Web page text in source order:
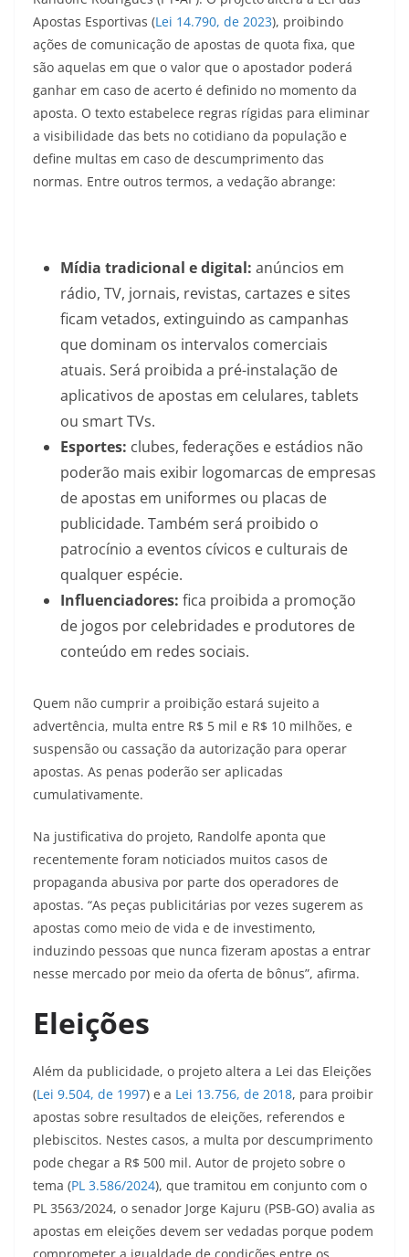
Apostas Esportivas (Lei 14.790, de 2023), proibindo
ações de comunicação de apostas de quota fixa, que
são aquelas em que o valor que o apostador poderá
ganhar em caso de acerto é definido no momento da
aposta. O texto estabelece regras rígidas para eliminar
a visibilidade das bets no cotidiano da população e
define multas em caso de descumprimento das
normas. Entre outros termos, a vedação abrange:
Mídia tradicional e digital: anúncios em
rádio, TV, jornais, revistas, cartazes e sites
ficam vetados, extinguindo as campanhas
que dominam os intervalos comerciais
atuais. Será proibida a pré-instalação de
aplicativos de apostas em celulares, tablets
ou smart TVs.
Esportes: clubes, federações e estádios não
poderão mais exibir logomarcas de empresas
de apostas em uniformes ou placas de
publicidade. Também será proibido o
patrocínio a eventos cívicos e culturais de
qualquer espécie.
Influenciadores: fica proibida a promoção
de jogos por celebridades e produtores de
conteúdo em redes sociais.
Quem não cumprir a proibição estará sujeito a
advertência, multa entre R$ 5 mil e R$ 10 milhões, e
suspensão ou cassação da autorização para operar
apostas. As penas poderão ser aplicadas
cumulativamente.
Na justificativa do projeto, Randolfe aponta que
recentemente foram noticiados muitos casos de
propaganda abusiva por parte dos operadores de
apostas. “As peças publicitárias por vezes sugerem as
apostas como meio de vida e de investimento,
induzindo pessoas que nunca fizeram apostas a entrar
nesse mercado por meio da oferta de bônus”, afirma.
Eleições
Além da publicidade, o projeto altera a Lei das Eleições
(Lei 9.504, de 1997) e a Lei 13.756, de 2018, para proibir
apostas sobre resultados de eleições, referendos e
plebiscitos. Nestes casos, a multa por descumprimento
pode chegar a R$ 500 mil. Autor de projeto sobre o
tema (PL 3.586/2024), que tramitou em conjunto com o
PL 3563/2024, o senador Jorge Kajuru (PSB-GO) avalia as
apostas em eleições devem ser vedadas porque podem
comprometer a igualdade de condições entre os